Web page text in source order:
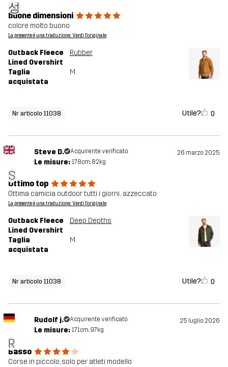
성
buone dimensioni
colore molto buono
La presente è una traduzione. Verdi l'originale
Outback Fleece
Lined Overshirt
Rubber
Taglia
acquistata
M
Nr articolo 11038 Utile? 0
S
Steve D. Acquirente verificato 26 marzo 2025
Le misure: 178cm, 82kg
Ottimo top
Ottima camicia outdoor tutti i giorni.. azzeccato
La presente è una traduzione. Verdi l'originale
Outback Fleece
Lined Overshirt
Deep Depths
Taglia
acquistata
M
Nr articolo 11038 Utile? 0
R
Rudolf j. Acquirente verificato 25 luglio 2026
Le misure: 171cm, 97kg
Basso
Corse in piccolo, solo per atleti modello